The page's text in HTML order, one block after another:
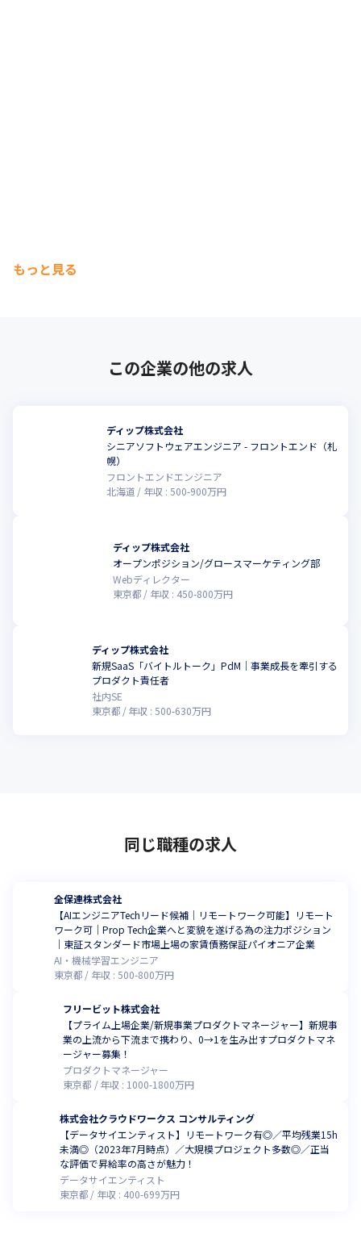
もっと見る
この企業の他の求人
ディップ株式会社
シニアソフトウェアエンジニア - フロントエンド（札
幌）
フロントエンドエンジニア
北海道
年収 : 500-900万円
ディップ株式会社
オープンポジション/グロースマーケティング部
Webディレクター
東京都
年収 : 450-800万円
ディップ株式会社
新規SaaS「バイトルトーク」PdM｜事業成長を牽引する
プロダクト責任者
社内SE
東京都
年収 :500-630万円
同じ職種の求人
全保連株式会社
【AIエンジニアTechリード候補｜リモートワーク可能】リモート
ワーク可｜Prop Tech企業へと変貌を遂げる為の注力ポジション
｜東証スタンダード市場上場の家賃債務保証パイオニア企業
AI・機械学習エンジニア
東京都
年収 : 500-800万円
フリービット株式会社
【プライム上場企業/新規事業プロダクトマネージャー】新規事
業の上流から下流まで携わり、0→1を生み出すプロダクトマネ
ージャー募集！
プロダクトマネージャー
東京都
年収 : 1000-1800万円
株式会社クラウドワークス コンサルティング
【データサイエンティスト】リモートワーク有◎／平均残業15h
未満◎（2023年7月時点）／大規模プロジェクト多数◎／正当
な評価で昇給率の高さが魅力！
データサイエンティスト
東京都
年収 : 400-699万円